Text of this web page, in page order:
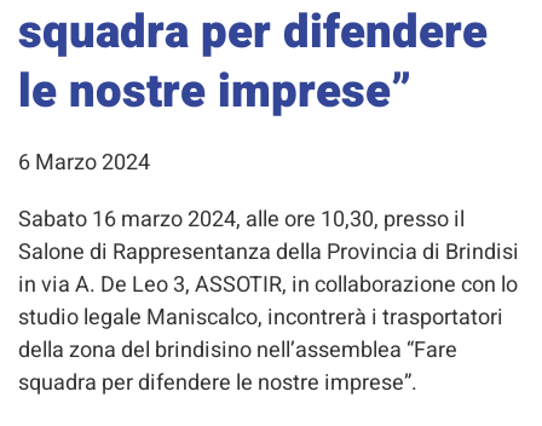
squadra per difendere
le nostre imprese”
6 Marzo 2024
Sabato 16 marzo 2024, alle ore 10,30, presso il
Salone di Rappresentanza della Provincia di Brindisi
in via A. De Leo 3, ASSOTIR, in collaborazione con lo
studio legale Maniscalco, incontrerà i trasportatori
della zona del brindisino nell’assemblea “Fare
squadra per difendere le nostre imprese”.